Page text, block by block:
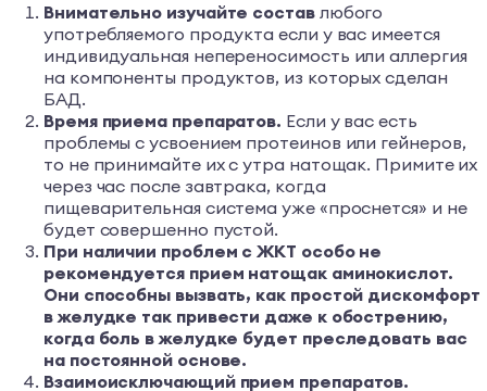
Внимательно изучайте составлюбого
употребляемого продукта если у вас имеется
индивидуальная непереносимость или аллергия
на компоненты продуктов, из которых сделан
БАД.
Время приема препаратов. Если у вас есть
проблемы с усвоением протеинов или гейнеров,
то не принимайте их с утра натощак. Примите их
через час после завтрака, когда
пищеварительная система уже «проснется» и не
будет совершенно пустой.
При наличии проблем с ЖКТ особо не
рекомендуется прием натощак аминокислот.
Они способны вызвать, как простой дискомфорт
в желудке так привести даже к обострению,
когда боль в желудке будет преследовать вас
на постоянной основе.
Взаимоисключающий прием препаратов.